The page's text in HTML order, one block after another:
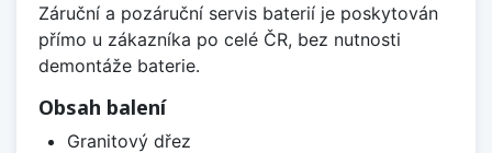
Záruční a pozáruční servis baterií je poskytován
přímo u zákazníka po celé ČR, bez nutnosti
demontáže baterie.
Obsah balení
Granitový dřez